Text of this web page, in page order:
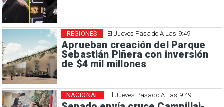
El Jueves Pasado A Las 9:49
Aprueban creación del Parque
Sebastián Piñera con inversión
de $4 mil millones
REGIONES
El Jueves Pasado A Las 9:49
NACIONAL